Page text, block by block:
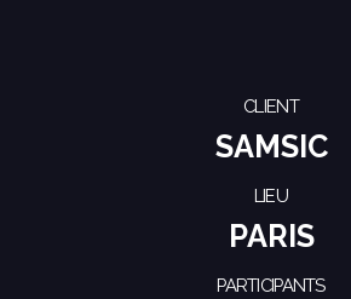
CLIENT
SAMSIC
LIEU
PARIS
PARTICIPANTS